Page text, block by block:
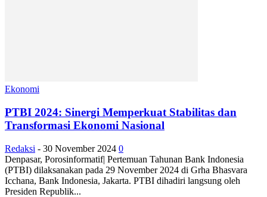
Ekonomi
PTBI 2024: Sinergi Memperkuat Stabilitas dan
Transformasi Ekonomi Nasional
Redaksi - 30 November 2024 0
Denpasar, Porosinformatif| Pertemuan Tahunan Bank Indonesia
(PTBI) dilaksanakan pada 29 November 2024 di Grha Bhasvara
Icchana, Bank Indonesia, Jakarta. PTBI dihadiri langsung oleh
Presiden Republik...